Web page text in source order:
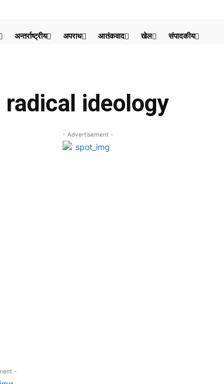
अन्तर्राष्ट्रीय अपराध आतंकवाद खेल संपादकीय
radical ideology
- Advertisement -
-